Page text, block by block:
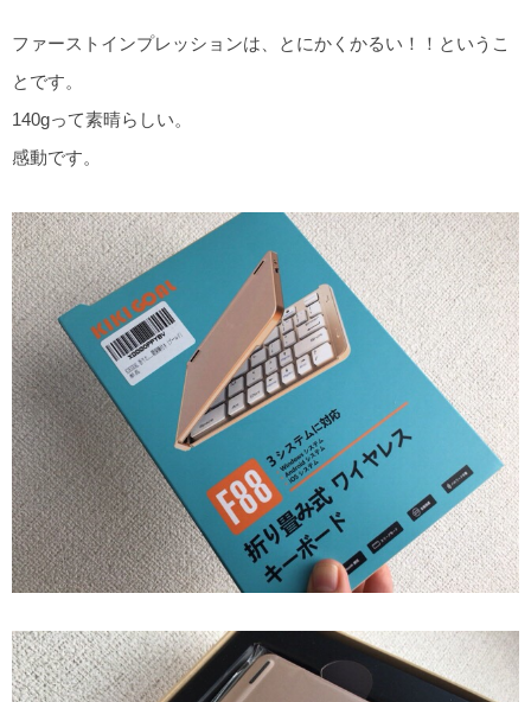
ファーストインプレッションは、とにかくかるい！！というこ
とです。
140gって素晴らしい。
感動です。